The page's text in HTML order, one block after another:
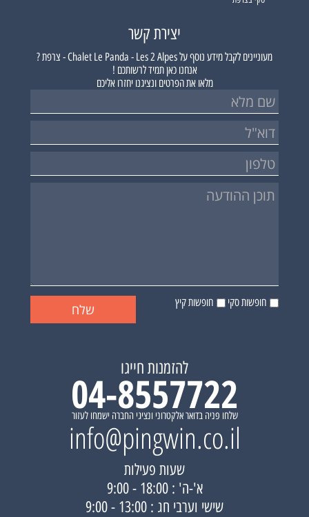
יצירת קשר
מעוניינים לקבל מידע נוסף עלChalet Le Panda - Les 2 Alpes - צרפת ?
אנחנו כאן תמיד לרשותכם !
מלאו את הפרטים ונציגנו יחזרו אליכם
חופשות סקי חופשות קיץ
להזמנות חייגו
04-8557722
שלחו פניה בדואר אלקטרוני ונציגי החברה ישמחו לעזור
info@pingwin.co.il
שעות פעילות
א'-ה' : 18:00 - 9:00
שישי וערבי חג : 13:00 - 9:00